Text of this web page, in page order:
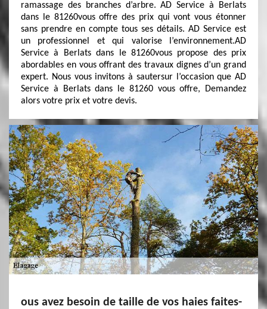
ramassage des branches d’arbre. AD Service à Berlats
dans le 81260vous offre des prix qui vont vous étonner
sans prendre en compte tous ses détails. AD Service est
un professionnel et qui valorise l’environnement.AD
Service à Berlats dans le 81260vous propose des prix
abordables en vous offrant des travaux dignes d’un grand
expert. Nous vous invitons à sautersur l’occasion que AD
Service à Berlats dans le 81260 vous offre, Demandez
alors votre prix et votre devis.
ous avez besoin de taille de vos haies faites-